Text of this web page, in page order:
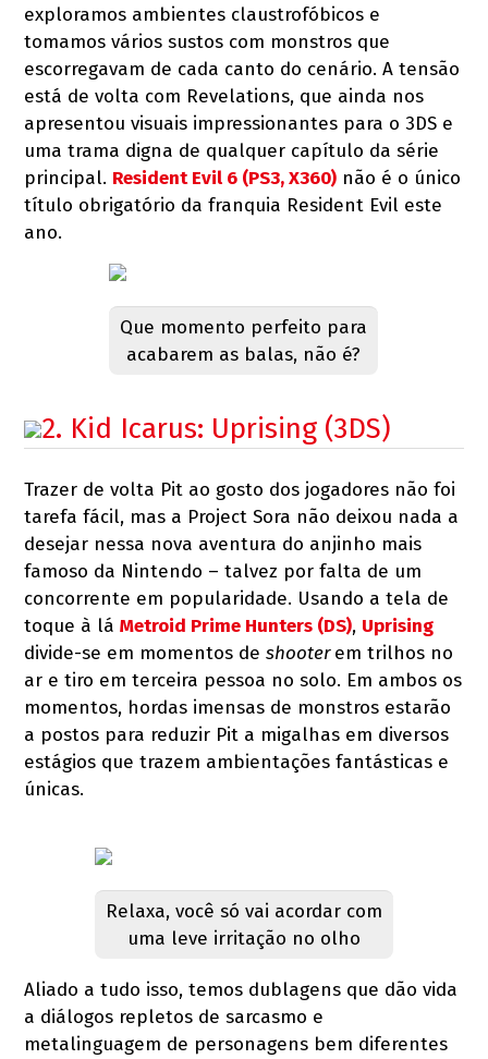
exploramos ambientes claustrofóbicos e
tomamos vários sustos com monstros que
escorregavam de cada canto do cenário. A tensão
está de volta com Revelations, que ainda nos
apresentou visuais impressionantes para o 3DS e
uma trama digna de qualquer capítulo da série
principal. Resident Evil 6 (PS3, X360) não é o único
título obrigatório da franquia Resident Evil este
ano.
Que momento perfeito para
acabarem as balas, não é?
2. Kid Icarus: Uprising (3DS)
Trazer de volta Pit ao gosto dos jogadores não foi
tarefa fácil, mas a Project Sora não deixou nada a
desejar nessa nova aventura do anjinho mais
famoso da Nintendo – talvez por falta de um
concorrente em popularidade. Usando a tela de
toque à láMetroid Prime Hunters (DS), Uprising
divide-se em momentos deshooterem trilhos no
ar e tiro em terceira pessoa no solo. Em ambos os
momentos, hordas imensas de monstros estarão
a postos para reduzir Pit a migalhas em diversos
estágios que trazem ambientações fantásticas e
únicas.
Relaxa, você só vai acordar com
uma leve irritação no olho
Aliado a tudo isso, temos dublagens que dão vida
a diálogos repletos de sarcasmo e
metalinguagem de personagens bem diferentes